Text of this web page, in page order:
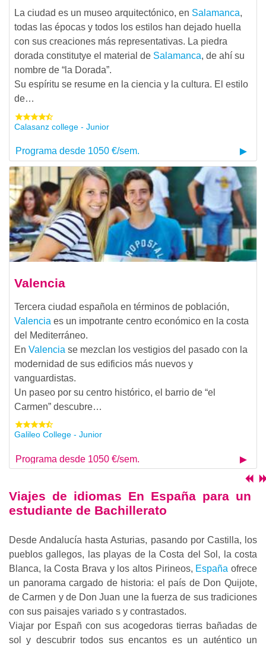
La ciudad es un museo arquitectónico, en Salamanca,
todas las épocas y todos los estilos han dejado huella
con sus creaciones más representativas. La piedra
dorada constitutye el material de Salamanca, de ahí su
nombre de “la Dorada”.
Su espíritu se resume en la ciencia y la cultura. El estilo
de…
Calasanz college - Junior
Programa desde 1050 €/sem.
Valencia
Tercera ciudad española en términos de población,
Valencia es un impotrante centro económico en la costa
del Mediterráneo.
En Valencia se mezclan los vestigios del pasado con la
modernidad de sus edificios más nuevos y
vanguardistas.
Un paseo por su centro histórico, el barrio de “el
Carmen” descubre…
Galileo College - Junior
Programa desde 1050 €/sem.
Viajes de idiomas En España para un
estudiante de Bachillerato
Desde Andalucía hasta Asturias, pasando por Castilla, los
pueblos gallegos, las playas de la Costa del Sol, la costa
Blanca, la Costa Brava y los altos Pirineos, España ofrece
un panorama cargado de historia: el país de Don Quijote,
de Carmen y de Don Juan une la fuerza de sus tradiciones
con sus paisajes variado s y contrastados.
Viajar por Españ con sus acogedoras tierras bañadas de
sol y descubrir todos sus encantos es un auténtico un